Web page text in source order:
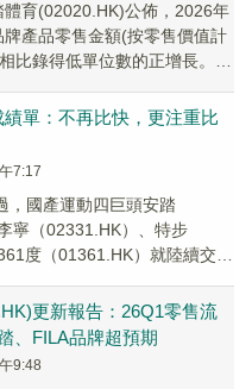
體育(02020.HK)公佈，2026年
產品零售金額(按零售價值計
比錄得低單位數的正增長。
單：不再比快，更注重比
7:17
，國產運動四巨頭安踏
寧（02331.HK）、特步
度（01361.HK）就陸續交出
更新報告：26Q1零售流
、FILA品牌超預期
9:48